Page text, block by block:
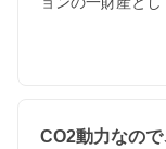
ん。
CO2動力なの